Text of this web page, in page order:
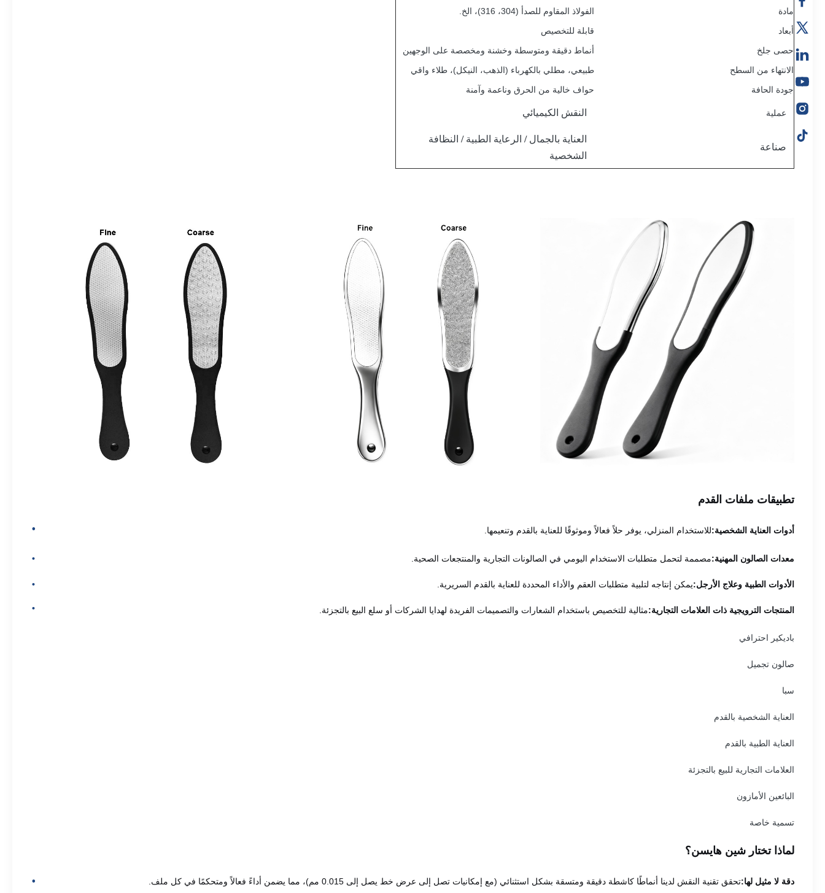
مادة
الفولاذ المقاوم للصدأ (304، 316)، الخ.
أبعاد
قابلة للتخصيص
حصى جلخ
أنماط دقيقة ومتوسطة وخشنة ومخصصة على الوجهين
الانتهاء من السطح
طبيعي، مطلي بالكهرباء (الذهب، النيكل)، طلاء واقي
جودة الحافة
حواف خالية من الحرق وناعمة وآمنة
عملية النقش الكيميائي
صناعة
العناية بالجمال / الرعاية الطبية / النظافة
الشخصية
تطبيقات ملفات القدم
أدوات العناية الشخصية:للاستخدام المنزلي، يوفر حلاً فعالاً وموثوقًا للعناية بالقدم وتنعيمها.
معدات الصالون المهنية:مصممة لتحمل متطلبات الاستخدام اليومي في الصالونات التجارية والمنتجعات الصحية.
الأدوات الطبية وعلاج الأرجل:يمكن إنتاجه لتلبية متطلبات العقم والأداء المحددة للعناية بالقدم السريرية.
المنتجات الترويجية ذات العلامات التجارية:مثالية للتخصيص باستخدام الشعارات والتصميمات الفريدة لهدايا الشركات أو سلع البيع بالتجزئة.
باديكير احترافي
صالون تجميل
سبا
العناية الشخصية بالقدم
العناية الطبية بالقدم
العلامات التجارية للبيع بالتجزئة
البائعين الأمازون
تسمية خاصة
لماذا تختار شين هايسن؟
دقة لا مثيل لها:تحقق تقنية النقش لدينا أنماطًا كاشطة دقيقة ومتسقة بشكل استثنائي (مع إمكانيات تصل إلى عرض خط يصل إلى 0.015 مم)، مما يضمن أداءً فعالاً ومتحكمًا في كل ملف.